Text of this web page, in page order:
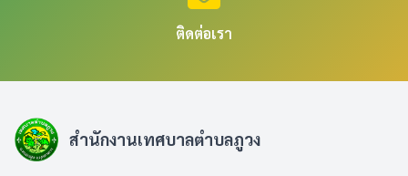
ติดต่อเรา
สำนักงานเทศบาลตำบลภูวง